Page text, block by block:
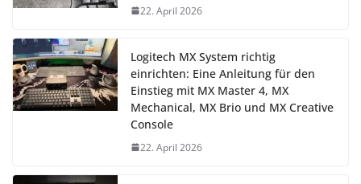
22. April 2026
Logitech MX System richtig
einrichten: Eine Anleitung für den
Einstieg mit MX Master 4, MX
Mechanical, MX Brio und MX Creative
Console
22. April 2026